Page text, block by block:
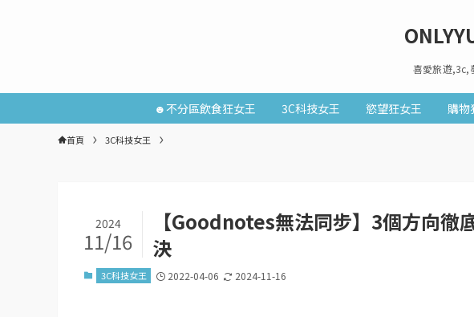
喜愛旅遊,3c,
☻不分區飲食狂女王 3C科技女王 慾望狂女王 購物
首頁 3C科技女王
【Goodnotes無法同步】3個方向徹
決
2024
11/16
3C科技女王 2022-04-06 2024-11-16